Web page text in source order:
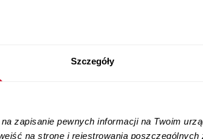
Szczegóły
zapisanie pewnych informacji na Twoim
na stronę i rejestrowania
zostać w garażu i
nie sprawdzi się lepiej od